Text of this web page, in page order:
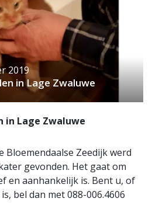
2019
in Lage Zwaluwe
in Lage Zwaluwe
Bloemendaalse Zeedijk werd
gevonden. Het gaat om
en aanhankelijk is. Bent u, of
bel dan met 088-006.4606